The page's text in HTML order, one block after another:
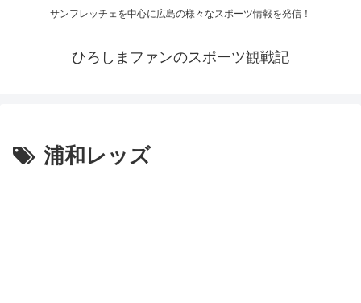
サンフレッチェを中心に広島の様々なスポーツ情報を発信！
ひろしまファンのスポーツ観戦記
浦和レッズ